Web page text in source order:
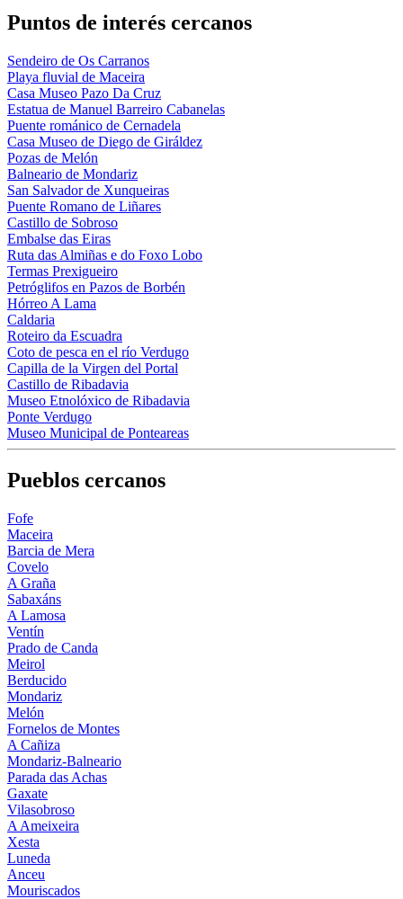
Puntos de interés cercanos
Sendeiro de Os Carranos
Playa fluvial de Maceira
Casa Museo Pazo Da Cruz
Estatua de Manuel Barreiro Cabanelas
Puente románico de Cernadela
Casa Museo de Diego de Giráldez
Pozas de Melón
Balneario de Mondariz
San Salvador de Xunqueiras
Puente Romano de Liñares
Castillo de Sobroso
Embalse das Eiras
Ruta das Almiñas e do Foxo Lobo
Termas Prexigueiro
Petróglifos en Pazos de Borbén
Hórreo A Lama
Caldaria
Roteiro da Escuadra
Coto de pesca en el río Verdugo
Capilla de la Virgen del Portal
Castillo de Ribadavia
Museo Etnolóxico de Ribadavia
Ponte Verdugo
Museo Municipal de Ponteareas
Pueblos cercanos
Fofe
Maceira
Barcia de Mera
Covelo
A Graña
Sabaxáns
A Lamosa
Ventín
Prado de Canda
Meirol
Berducido
Mondariz
Melón
Fornelos de Montes
A Cañiza
Mondariz-Balneario
Parada das Achas
Gaxate
Vilasobroso
A Ameixeira
Xesta
Luneda
Anceu
Mouriscados